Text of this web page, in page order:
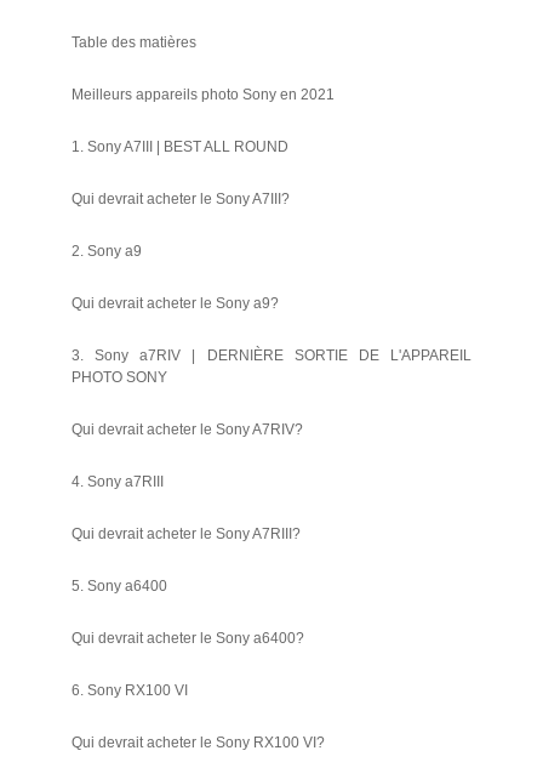
Table des matières
Meilleurs appareils photo Sony en 2021
1. Sony A7III | BEST ALL ROUND
Qui devrait acheter le Sony A7III?
2. Sony a9
Qui devrait acheter le Sony a9?
3. Sony a7RIV | DERNIÈRE SORTIE DE L'APPAREIL
PHOTO SONY
Qui devrait acheter le Sony A7RIV?
4. Sony a7RIII
Qui devrait acheter le Sony A7RIII?
5. Sony a6400
Qui devrait acheter le Sony a6400?
6. Sony RX100 VI
Qui devrait acheter le Sony RX100 VI?